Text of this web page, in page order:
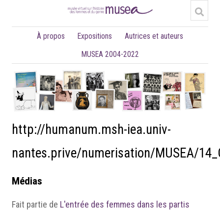
À propos Expositions
Autrices et auteurs
MUSEA 2004-2022
http://humanum.msh-iea.univ-
nantes.prive/numerisation/MUSEA/
Médias
Fait partie de L'entrée des femmes dans les partis